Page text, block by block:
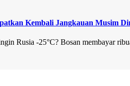
Kembali Jangkauan Musim
Rusia -25°C? Bosan membayar